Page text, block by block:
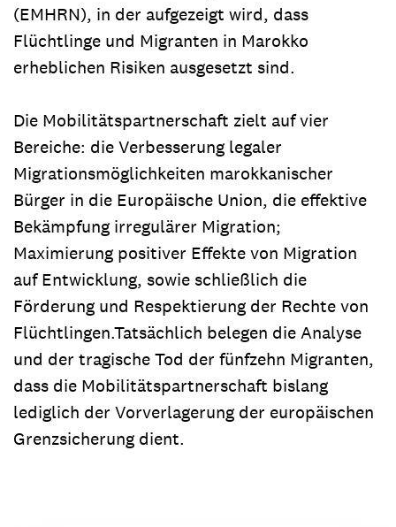
(EMHRN), in der aufgezeigt wird, dass
Flüchtlinge und Migranten in Marokko
erheblichen Risiken ausgesetzt sind.
Die Mobilitätspartnerschaft zielt auf vier
Bereiche: die Verbesserung legaler
Migrationsmöglichkeiten marokkanischer
Bürger in die Europäische Union, die effektive
Bekämpfung irregulärer Migration;
Maximierung positiver Effekte von Migration
auf Entwicklung, sowie schließlich die
Förderung und Respektierung der Rechte von
Flüchtlingen.Tatsächlich belegen die Analyse
und der tragische Tod der fünfzehn Migranten,
dass die Mobilitätspartnerschaft bislang
lediglich der Vorverlagerung der europäischen
Grenzsicherung dient.